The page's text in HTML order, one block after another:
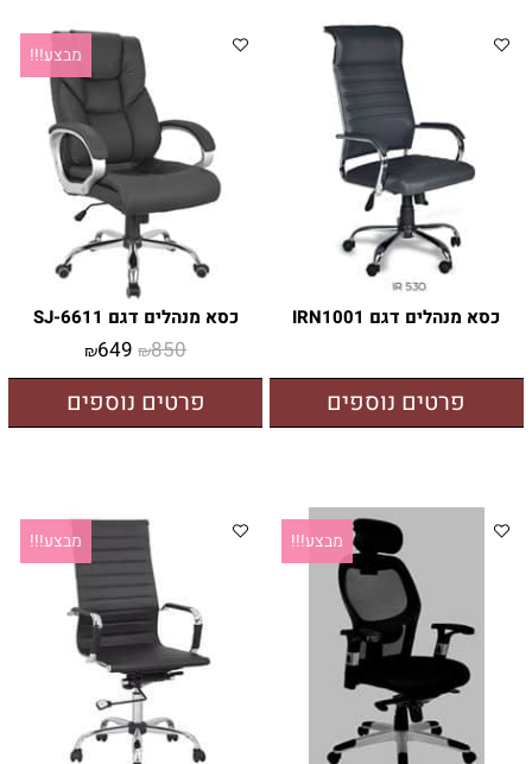
כסא מנהלים דגם IRN1001
פרטים נוספים
מבצע!!!
כסא מנהלים דגם SJ-6611
₪850
₪649
פרטים נוספים
מבצע!!! מבצע!!!